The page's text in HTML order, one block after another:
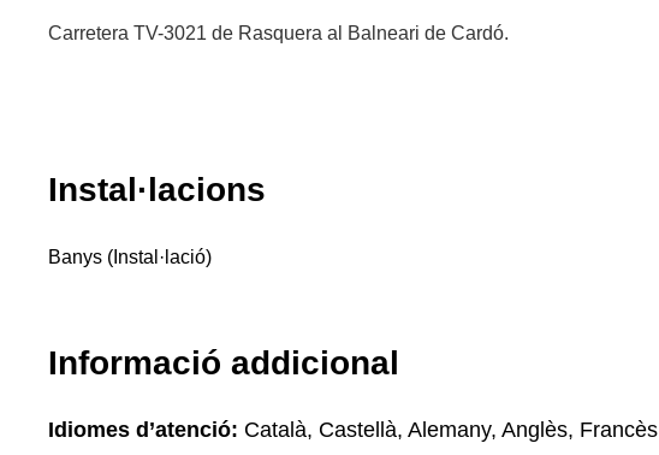
Carretera TV-3021 de Rasquera al Balneari de Cardó.
Instal·lacions
Banys (Instal·lació)
Informació addicional
Idiomes d’atenció: Català, Castellà, Alemany, Anglès, Francès